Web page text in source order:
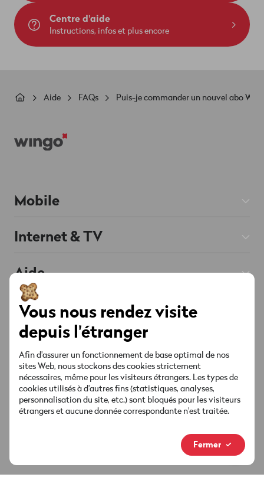
Centre d'aide
Instructions, infos et plus encore
Fil
Aide FAQs Puis-je commander un nouvel abo
Mobile
Abos Mobile
Prepaid
Smartphones
Offres & Promos
Internet & TV
Abos Internet
Abos TV
Téléphonie fixe
Liste des chaînes
Offres & Promos
Aide
Mobile & Roaming
Internet & TV
Compte & Réglages
Sécurité & Facture
Guides & téléchargements
À propos de Wingo
Contact
Points de vente
MyWingo
À propos
Médias & actualités
Socials
Vous nous rendez visite
depuis l'étranger
Afin d'assurer un fonctionnement de base optimal de nos
sites Web, nous stockons des cookies strictement
nécessaires, même pour les visiteurs étrangers. Les types de
cookies utilisés à d'autres fins (statistiques, analyses,
personnalisation du site, etc.) sont bloqués pour les visiteurs
étrangers et aucune donnée correspondante n'est traitée.
Fermer
Chat
Red est connectée